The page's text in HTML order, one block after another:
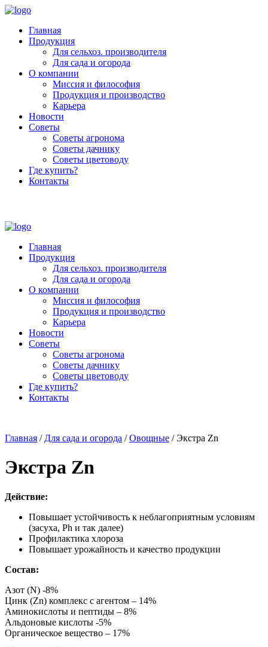
Главная
Продукция
Для сельхоз. производителя
Для сада и огорода
О компании
Миссия и философия
Продукция и производство
Карьера
Новости
Советы
Советы агронома
Советы дачнику
Советы цветоводу
Где купить?
Контакты
Главная
Продукция
Для сельхоз. производителя
Для сада и огорода
О компании
Миссия и философия
Продукция и производство
Карьера
Новости
Советы
Советы агронома
Советы дачнику
Советы цветоводу
Где купить?
Контакты
Главная / Для сада и огорода /Овощные / Экстра Zn
Экстра Zn
Действие:
Повышает устойчивость к неблагоприятным условиям
(засуха, Ph и так далее)
Профилактика хлороза
Повышает урожайность и качество продукции
Состав:
Азот (N) -8%
Цинк (Zn) комплекс с агентом – 14%
Аминокислоты и пептиды – 8%
Альдоновые кислоты -5%
Органическое вещество – 17%